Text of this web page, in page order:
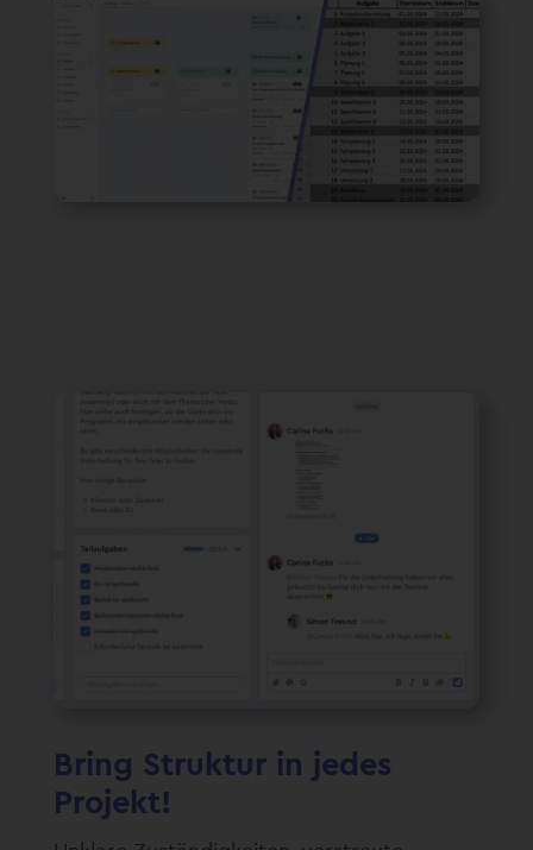
Bring Struktur in jedes
Projekt!